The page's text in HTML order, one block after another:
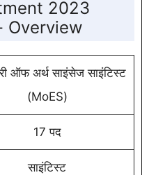
2023
Overview
ऑफ अर्थ साइंसेज साइंटिस्ट
(MoES)
17 पद
साइंटिस्ट